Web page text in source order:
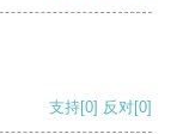
支持[0] 反对[0]